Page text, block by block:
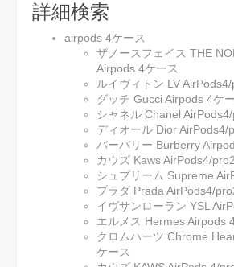
詳細検索
airpods 4ケース
ザノースフェイス THE
Airpods 4ケース
ルイヴィトン LV
グッチ Gucci Airpods 4ケ
シャネル Chanel
ディオール Dior AirPods4/
バーバリー Burberry
カウズ Kaws AirPods4/
シュプリーム Supreme
プラダ Prada AirPods4/
イヴサンローラン YSL
エルメス Hermes Airpods
クロムハーツ Chrome
ケース